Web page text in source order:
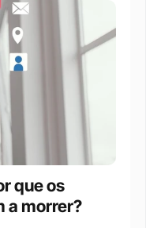
que os
a morrer?